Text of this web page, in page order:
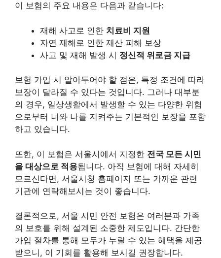
이 보험의 주요 내용은 다음과 같습니다:
재해 사고로 인한 치료비 지원
자연 재해로 인한 재산 피해 보상
사고 및 재해 발생 시 정신적 위로금 지급
보험 가입 시 알아두어야 할 점은, 특정 조건에 따라
보장이 달라질 수 있다는 것입니다. 그러나 대부분
의 경우, 일상생활에서 발생할 수 있는 다양한 위험
으로부터 너와 나를 지켜주는 기본적인 보장을 포함
하고 있습니다.
또한, 이 보험은 서울시에서 지정한 전국 모든 시민
을 대상으로 적용됩니다. 아직 보험에 대해 자세히
모르신다면, 서울시청 홈페이지 또는 가까운 관련
기관에 연락해보시는 것이 좋습니다.
결론적으로, 서울 시민 안전 보험은 여러분과 가족
의 보호를 위해 설계된 소중한 제도입니다. 간단한
가입 절차를 통해 모두가 누릴 수 있는 혜택을 제공
받으니, 이 기회를 활용해 보시길 권장합니다.